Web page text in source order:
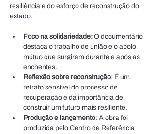
resiliência e do esforço de reconstrução do
estado.
Foco na solidariedade: O documentário
destaca o trabalho de união e o apoio
mútuo que surgiram durante e após as
enchentes.
Reflexão sobre reconstrução: É um
retrato sensível do processo de
recuperação e da importância de
construir um futuro mais resiliente.
Produção e lançamento: A obra foi
produzida pelo Centro de Referência